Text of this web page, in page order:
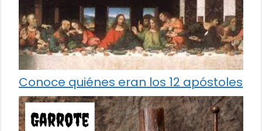
Conoce quiénes eran los 12 apóstoles